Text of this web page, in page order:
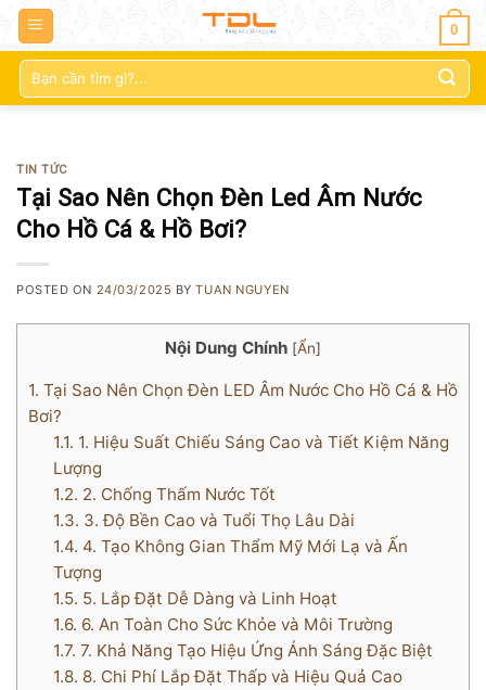
0
Tìm
kiếm:
TIN TỨC
Tại Sao Nên Chọn Đèn Led Âm Nước
Cho Hồ Cá & Hồ Bơi?
POSTED ON 24/03/2025 BYTUAN NGUYEN
Nội Dung Chính [Ẩn]
1. Tại Sao Nên Chọn Đèn LED Âm Nước Cho Hồ Cá & Hồ
Bơi?
1.1. 1. Hiệu Suất Chiếu Sáng Cao và Tiết Kiệm Năng
Lượng
1.2. 2. Chống Thấm Nước Tốt
1.3. 3. Độ Bền Cao và Tuổi Thọ Lâu Dài
1.4. 4. Tạo Không Gian Thẩm Mỹ Mới Lạ và Ấn
Tượng
1.5. 5. Lắp Đặt Dễ Dàng và Linh Hoạt
1.6. 6. An Toàn Cho Sức Khỏe và Môi Trường
1.7. 7. Khả Năng Tạo Hiệu Ứng Ánh Sáng Đặc Biệt
1.8. 8. Chi Phí Lắp Đặt Thấp và Hiệu Quả Cao